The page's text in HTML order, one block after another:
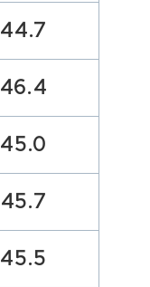
44.7
46.4
45.0
45.7
45.5